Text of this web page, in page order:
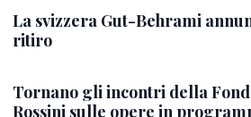
La svizzera Gut-Behrami
ritiro
Tornano gli incontri della
Rossini sulle opere in